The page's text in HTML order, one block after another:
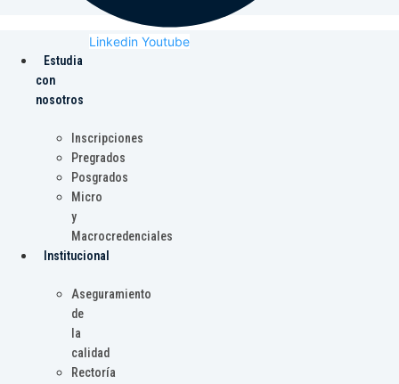
Linkedin Youtube
Estudia
con
nosotros
Inscripciones
Pregrados
Posgrados
Micro
y
Macrocredenciales
Institucional
Aseguramiento
de
la
calidad
Rectoría